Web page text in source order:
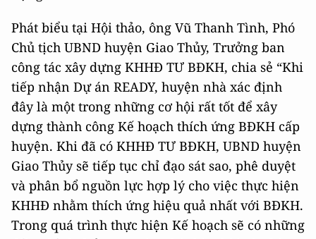
Phát biểu tại Hội thảo, ông Vũ Thanh Tình, Phó
Chủ tịch UBND huyện Giao Thủy, Trưởng ban
công tác xây dựng KHHĐ TƯ BĐKH, chia sẻ “Khi
tiếp nhận Dự án READY, huyện nhà xác định
đây là một trong những cơ hội rất tốt để xây
dựng thành công Kế hoạch thích ứng BĐKH cấp
huyện. Khi đã có KHHĐ TƯ BĐKH, UBND huyện
Giao Thủy sẽ tiếp tục chỉ đạo sát sao, phê duyệt
và phân bổ nguồn lực hợp lý cho việc thực hiện
KHHĐ nhằm thích ứng hiệu quả nhất với BĐKH.
Trong quá trình thực hiện Kế hoạch sẽ có những